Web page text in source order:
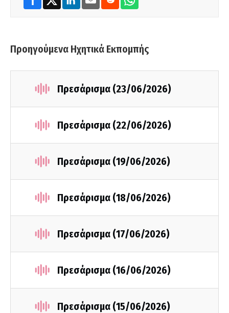
Προηγούμενα Ηχητικά Εκπομπής
Πρεσάρισμα (23/06/2026)
Πρεσάρισμα (22/06/2026)
Πρεσάρισμα (19/06/2026)
Πρεσάρισμα (18/06/2026)
Πρεσάρισμα (17/06/2026)
Πρεσάρισμα (16/06/2026)
Πρεσάρισμα (15/06/2026)